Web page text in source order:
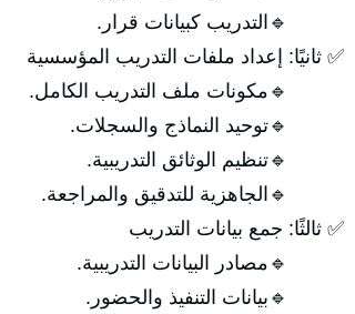
🔹التدريب كبيانات قرار.
✅ ثانيًا: إعداد ملفات التدريب المؤسسية
🔹مكونات ملف التدريب الكامل.
🔹توحيد النماذج والسجلات.
🔹تنظيم الوثائق التدريبية.
🔹الجاهزية للتدقيق والمراجعة.
✅ ثالثًا: جمع بيانات التدريب
🔹مصادر البيانات التدريبية.
🔹بيانات التنفيذ والحضور.